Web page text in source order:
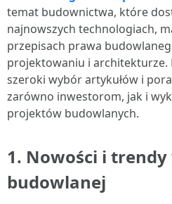
temat budownictwa, które
najnowszych technologiach,
przepisach prawa
projektowaniu i architekturze.
szeroki wybór artykułów i
zarówno inwestorom, jak i
projektów budowlanych.
1. Nowości i
budowlanej